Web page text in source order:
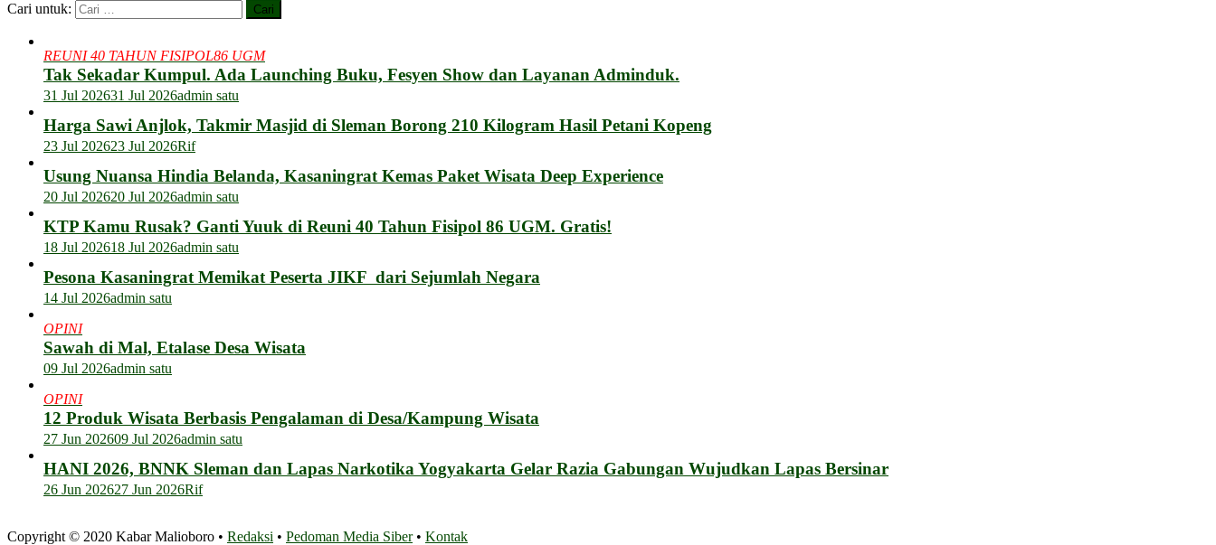
Cari untuk:
REUNI 40 TAHUN FISIPOL86 UGM
Tak Sekadar Kumpul. Ada Launching Buku, Fesyen Show dan Layanan Adminduk.
31 Jul 202631 Jul 2026admin satu
Harga Sawi Anjlok, Takmir Masjid di Sleman Borong 210 Kilogram Hasil Petani Kopeng
23 Jul 202623 Jul 2026Rif
Usung Nuansa Hindia Belanda, Kasaningrat Kemas Paket Wisata Deep Experience
20 Jul 202620 Jul 2026admin satu
KTP Kamu Rusak? Ganti Yuuk di Reuni 40 Tahun Fisipol 86 UGM. Gratis!
18 Jul 202618 Jul 2026admin satu
Pesona Kasaningrat Memikat Peserta JIKF dari Sejumlah Negara
14 Jul 2026admin satu
OPINI
Sawah di Mal, Etalase Desa Wisata
09 Jul 2026admin satu
OPINI
12 Produk Wisata Berbasis Pengalaman di Desa/Kampung Wisata
27 Jun 202609 Jul 2026admin satu
HANI 2026, BNNK Sleman dan Lapas Narkotika Yogyakarta Gelar Razia Gabungan Wujudkan Lapas Bersinar
26 Jun 202627 Jun 2026Rif
Copyright © 2020 Kabar Malioboro • Redaksi • Pedoman Media Siber• Kontak